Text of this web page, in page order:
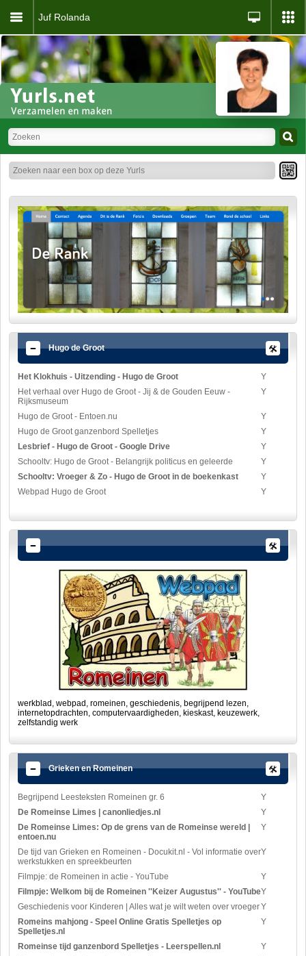
Juf Rolanda
Hugo de Groot
Het Klokhuis - Uitzending - Hugo de Groot
Y
Het verhaal over Hugo de Groot - Jij & de Gouden Eeuw -
Rijksmuseum
Y
Hugo de Groot - Entoen.nu
Y
Hugo de Groot ganzenbord Spelletjes
Y
Lesbrief - Hugo de Groot - Google Drive
Y
Schooltv: Hugo de Groot - Belangrijk politicus en geleerde
Y
Schooltv: Vroeger & Zo - Hugo de Groot in de boekenkast
Y
Webpad Hugo de Groot
Y
werkblad, webpad, romeinen, geschiedenis, begrijpend lezen,
internetopdrachten, computervaardigheden, kieskast, keuzewerk,
zelfstandig werk
Grieken en Romeinen
Begrijpend Leesteksten Romeinen gr. 6
Y
De Romeinse Limes | canonliedjes.nl
Y
De Romeinse Limes: Op de grens van de Romeinse wereld |
entoen.nu
Y
De tijd van Grieken en Romeinen - Docukit.nl - Vol informatie over
werkstukken en spreekbeurten
Y
Filmpje: de Romeinen in actie - YouTube
Y
Filmpje: Welkom bij de Romeinen ''Keizer Augustus'' - YouTubeY
Geschiedenis voor Kinderen | Alles wat je wilt weten over vroegerY
Romeins mahjong - Speel Online Gratis Spelletjes op
Spelletjes.nl
Y
Romeinse tijd ganzenbord Spelletjes - Leerspellen.nl
Y